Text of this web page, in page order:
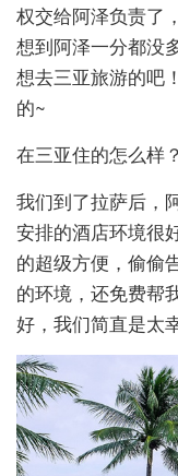
权交给阿泽负责了
想到阿泽一分都没
想去三亚旅游的吧
的~
在三亚住的怎么样？
我们到了拉萨后，
安排的酒店环境很
的超级方便，偷偷
的环境，还免费帮
好，我们简直是太